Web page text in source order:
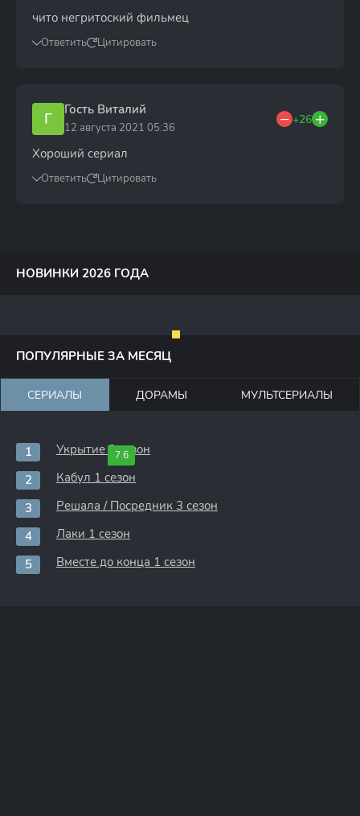
чито негритоский фильмец
Ответить Цитировать
Г Гость Виталий
12 августа 2021 05:36
+26
Хороший сериал
Ответить Цитировать
НОВИНКИ 2026 ГОДА
ПОПУЛЯРНЫЕ ЗА МЕСЯЦ
СЕРИАЛЫ ДОРАМЫ МУЛЬТСЕРИАЛЫ
7.6
Укрытие 3 сезон
Кабул 1 сезон
Решала / Посредник 3 сезон
Лаки 1 сезон
Вместе до конца 1 сезон